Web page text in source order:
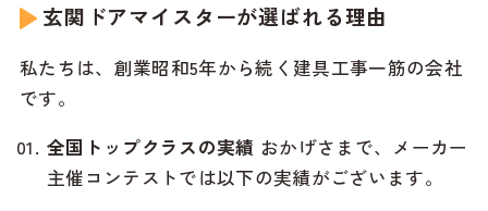
玄関ドアマイスターが選ばれる理由
私たちは、創業昭和5年から続く建具工事一筋の会社
です。
全国トップクラスの実績 おかげさまで、メーカー
主催コンテストでは以下の実績がございます。